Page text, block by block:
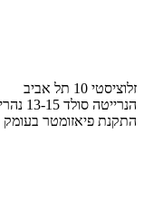
זלוציסטי 10 תל אביב
התקנת פיאזומטר בעומק 13 מטר